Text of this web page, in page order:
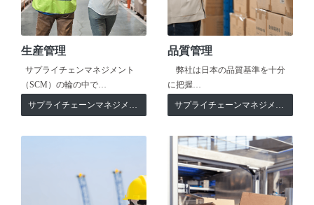
生産管理
サプライチェンマネジメント
（SCM）の輪の中で…
サプライチェーンマネジメント
品質管理
弊社は日本の品質基準を十分
に把握…
サプライチェーンマネジメント